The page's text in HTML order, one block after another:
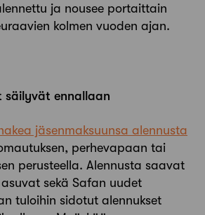
ja nousee portaittain
kolmen vuoden ajan.
säilyvät ennallaan
jäsenmaksuunsa alennusta
perhevapaan tai
perusteella. Alennusta saavat
sekä Safan uudet
tuloihin sidotut alennukset